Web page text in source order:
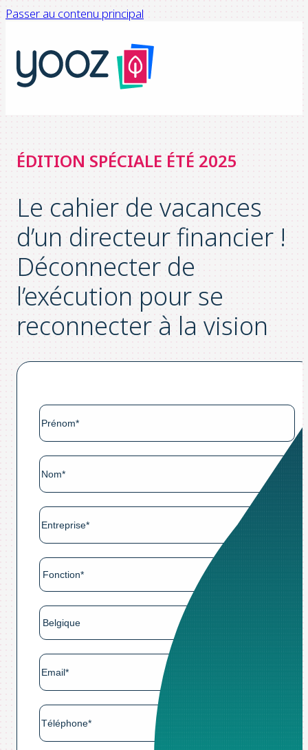
Passer au contenu principal
ÉDITION SPÉCIALE ÉTÉ 2025
Le cahier de vacances
d’un directeur financier !
Déconnecter de
l’exécution pour se
reconnecter à la vision